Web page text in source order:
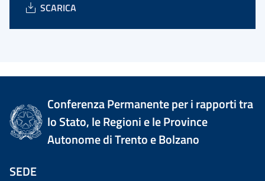
SCARICA
Conferenza Permanente per i rapporti tra
lo Stato, le Regioni e le Province
Autonome di Trento e Bolzano
SEDE